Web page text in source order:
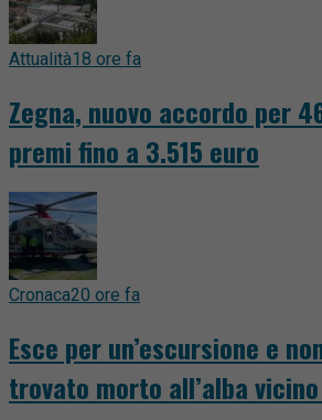
Attualità18 ore fa
Zegna, nuovo accordo per
premi fino a 3.515 euro
Cronaca20 ore fa
Esce per un’escursione e
trovato morto all’alba